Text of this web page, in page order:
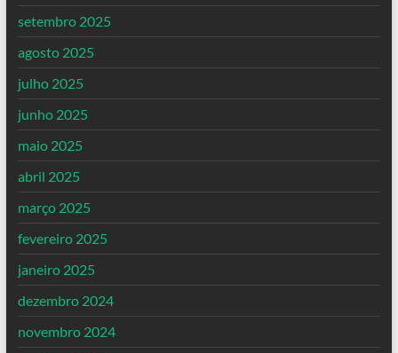
setembro 2025
agosto 2025
julho 2025
junho 2025
maio 2025
abril 2025
março 2025
fevereiro 2025
janeiro 2025
dezembro 2024
novembro 2024